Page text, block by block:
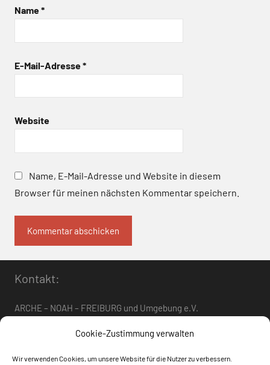
Cookie-Zustimmung verwalten
Wir verwenden Cookies, um unsere Website für die Nutzer zu verbessern.
Name*
E-Mail-Adresse*
Website
Name, E-Mail-Adresse und Website in diesem
Browser für meinen nächsten Kommentar speichern.
Kontakt:
ARCHE – NOAH – FREIBURG und Umgebung e.V.
arche-noah-freiburg[at]freenet.de